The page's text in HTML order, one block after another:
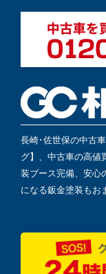
長崎･佐世保の中古
グ】、中古車の高値
装ブース完備、安心
になる鈑金塗装もお